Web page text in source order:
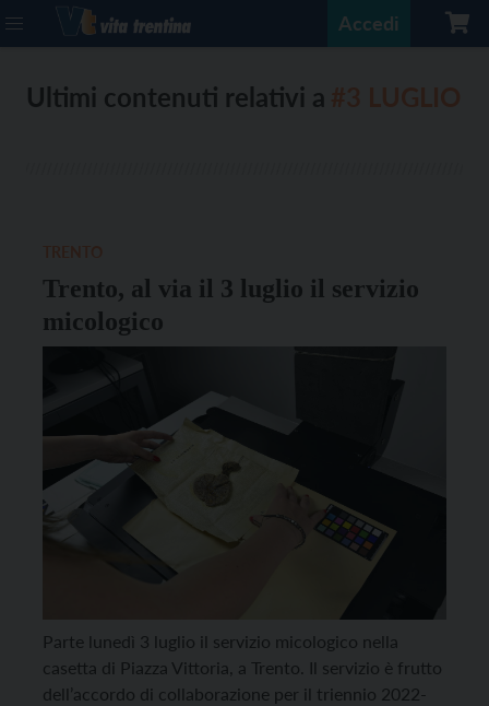
Accedi
Ultimi contenuti relativi a
Trento, al via il 3 luglio il servizio
micologico
Parte lunedì 3 luglio il servizio micologico nella
casetta di Piazza Vittoria, a Trento. Il servizio è frutto
dell’accordo di collaborazione per il triennio 2022-